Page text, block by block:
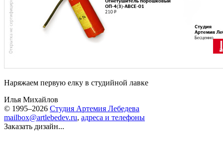
Наряжаем первую елку в студийной лавке
Илья Михайлов
© 1995–2026 Студия Артемия Лебедева
mailbox@artlebedev.ru, адреса и телефоны
Заказать дизайн...